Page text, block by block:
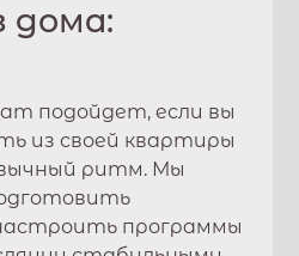
дома:
подойдет, если вы
из своей квартиры
ритм. Мы
программы